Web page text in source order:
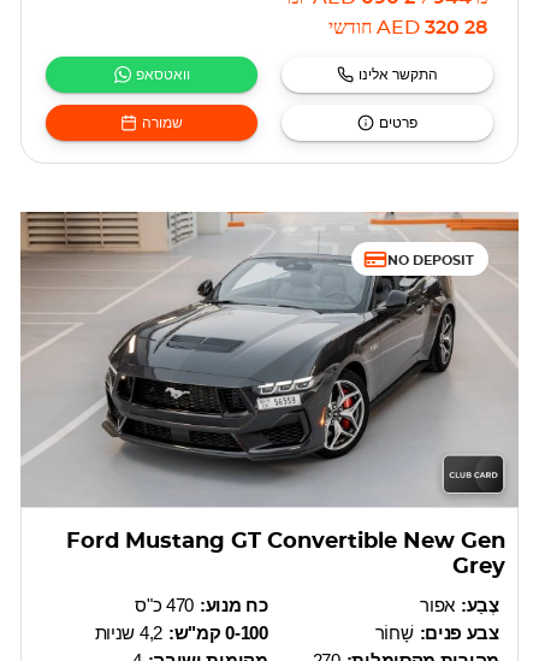
28 320
AED חודשי
וואטסאפ התקשר אלינו
שמורה פרטים
NO DEPOSIT
Ford Mustang GT Convertible New Gen
Grey
כח מנוע: 470 כ"ס
0-100 קמ"ש:
4,2 שניות
צֶבַע: אפור
צבע פנים: שָׁחוֹר